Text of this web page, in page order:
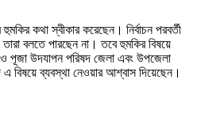
কথা স্বীকার করেছেন। নির্বাচন পরবর্তী
বলতে পারছেন না। তবে হুমকির বিষয়ে
ও পূজা উদযাপন পরিষদ জেলা এবং উপজেলা
এ বিষয়ে ব্যবস্থা নেওয়ার আশ্বাস দিয়েছেন।